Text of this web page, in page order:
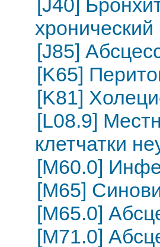
[J40]
хронический
[J85]
[K65]
[K81]
[L08.9]
клетчатки
[M60.0]
[M65]
[M65.0]
[M71.0]